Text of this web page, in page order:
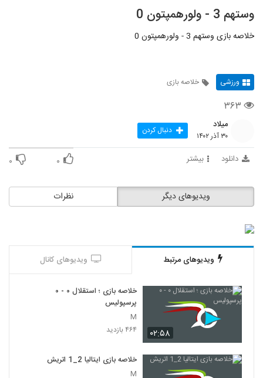
وستهم 3 - ولورهمپتون 0
خلاصه بازی وستهم 3 - ولورهمپتون 0
ورزشی خلاصه بازی
۳۶۳
میلاد
۳۰ آذر ۱۴۰۲ دنبال کردن
دانلود بیشتر ۰ ۰
نظرات ویدیوهای دیگر
ویدیوهای مرتبط ویدیوهای کانال
۰۲:۵۸
خلاصه بازی ؛ استقلال ۰ - ۰
پرسپولیس
M
۴۶۴ بازدید
خلاصه بازی ایتالیا 2_1 اتريش
M